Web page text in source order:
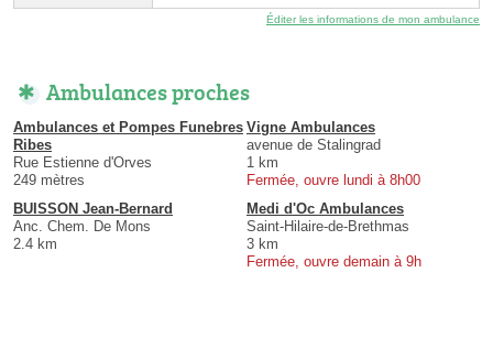
Éditer les informations de mon ambulance
Ambulances proches
Ambulances et Pompes Funebres
Ribes
Rue Estienne d'Orves
249 mètres
Vigne Ambulances
avenue de Stalingrad
1 km
Fermée, ouvre lundi à 8h00
BUISSON Jean-Bernard
Anc. Chem. De Mons
2.4 km
Medi d'Oc Ambulances
Saint-Hilaire-de-Brethmas
3 km
Fermée, ouvre demain à 9h